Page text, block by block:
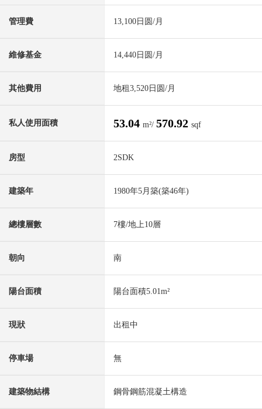
管理費 13,100日圆/月
維修基金 14,440日圆/月
其他費用 地租3,520日圆/月
私人使用面積 53.04 m²/ 570.92 sqf
房型 2SDK
建築年 1980年5月築(築46年)
總樓層數 7樓/地上10層
朝向 南
陽台面積 陽台面積5.01m²
現狀 出租中
停車場 無
建築物結構 鋼骨鋼筋混凝土構造